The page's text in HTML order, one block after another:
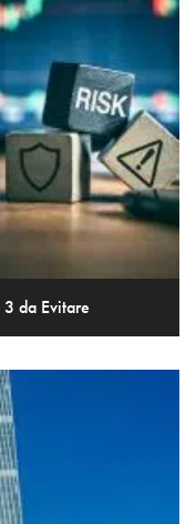
da Evitare